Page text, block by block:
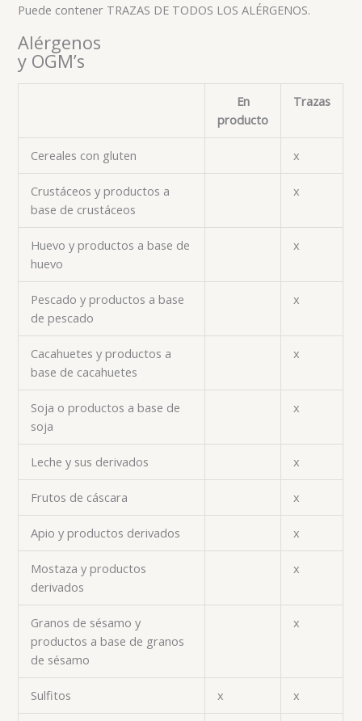
Puede contener TRAZAS DE TODOS LOS ALÉRGENOS.
Alérgenos
y OGM’s
En
producto
Trazas
Cereales con gluten x
Crustáceos y productos a
base de crustáceos
x
Huevo y productos a base de
huevo
x
Pescado y productos a base
de pescado
x
Cacahuetes y productos a
base de cacahuetes
x
Soja o productos a base de
soja
x
Leche y sus derivados x
Frutos de cáscara x
Apio y productos derivados x
Mostaza y productos
derivados
x
Granos de sésamo y
productos a base de granos
de sésamo
x
Sulfitos x x